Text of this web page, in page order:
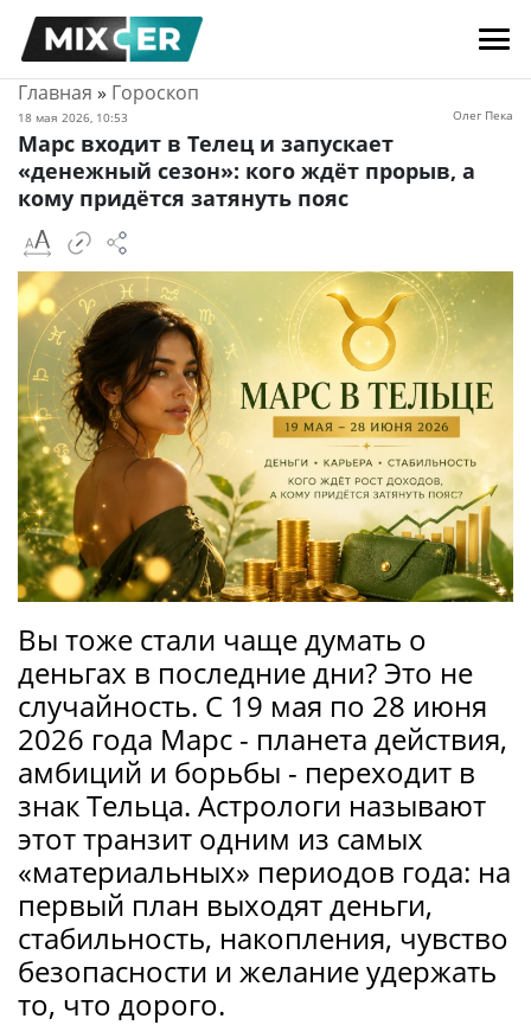
Главная » Гороскоп
18 мая 2026, 10:53 Олег Пека
Марс входит в Телец и запускает
«денежный сезон»: кого ждёт прорыв, а
кому придётся затянуть пояс
Вы тоже стали чаще думать о
деньгах в последние дни? Это не
случайность. С 19 мая по 28 июня
2026 года Марс - планета действия,
амбиций и борьбы - переходит в
знак Тельца. Астрологи называют
этот транзит одним из самых
«материальных» периодов года: на
первый план выходят деньги,
стабильность, накопления, чувство
безопасности и желание удержать
то, что дорого.